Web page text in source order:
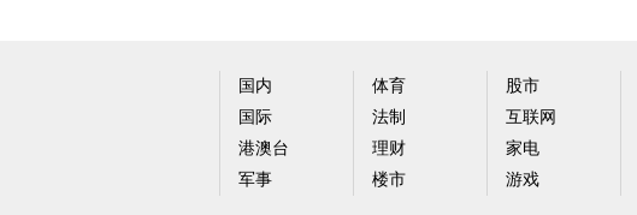
国内
国际
港澳台
军事
体育
法制
理财
楼市
股市
互联网
家电
游戏